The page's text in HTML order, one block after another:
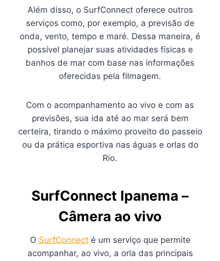
Além disso, o SurfConnect oferece outros
serviços como, por exemplo, a previsão de
onda, vento, tempo e maré. Dessa maneira, é
possível planejar suas atividades físicas e
banhos de mar com base nas informações
oferecidas pela filmagem.
Com o acompanhamento ao vivo e com as
previsões, sua ida até ao mar será bem
certeira, tirando o máximo proveito do passeio
ou da prática esportiva nas águas e orlas do
Rio.
SurfConnect Ipanema –
Câmera ao vivo
O SurfConnecté um serviço que permite
acompanhar, ao vivo, a orla das principais